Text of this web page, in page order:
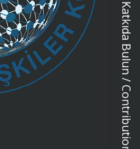
Katkıda Bulun / Contribution Form